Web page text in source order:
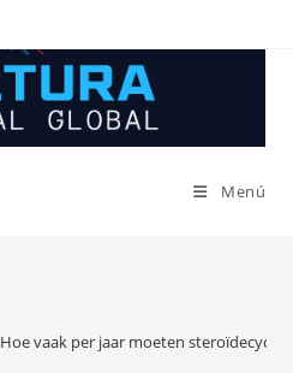
Menú
Hoe vaak per jaar moeten steroïdecycli